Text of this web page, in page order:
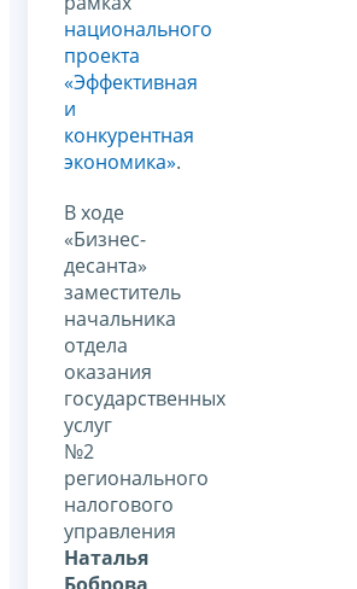
национального
проекта
«Эффективная
и
конкурентная
экономика».
В ходе
«Бизнес-
десанта»
заместитель
начальника
отдела
оказания
государственных
услуг
№2
регионального
налогового
управления
Наталья